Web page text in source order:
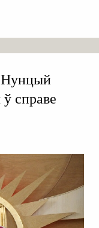
Нунцый
справе